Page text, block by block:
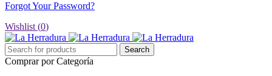
Forgot Your Password?
Wishlist (0)
Comprar por Categoría